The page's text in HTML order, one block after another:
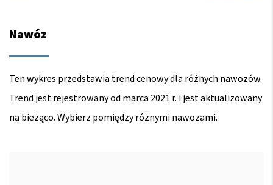
Nawóz
Ten wykres przedstawia trend cenowy dla różnych nawozów.
Trend jest rejestrowany od marca 2021 r. i jest aktualizowany
na bieżąco. Wybierz pomiędzy różnymi nawozami.